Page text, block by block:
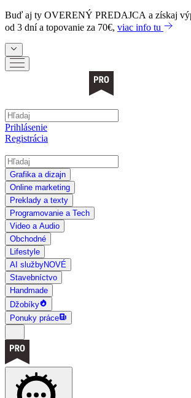
Buď aj ty OVERENÝ PREDAJCA a získaj
od 3 dní a topovanie za 70€, viac info tu
Prihlásenie
Registrácia
Grafika a dizajn
Online marketing
Preklady a texty
Programovanie a Tech
Video a Audio
Obchodné
Lifestyle
AI službyNOVÉ
Stavebníctvo
Handmade
Džobíky
Ponuky práce